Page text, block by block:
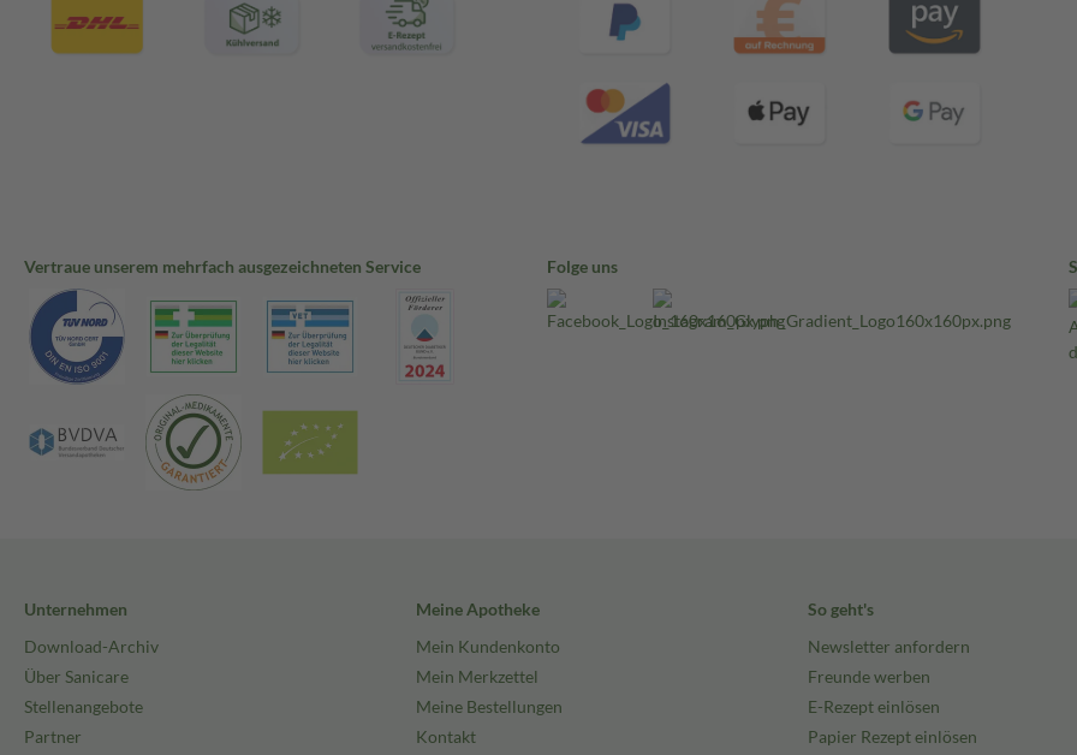
Vertraue unserem mehrfach ausgezeichneten Service Folge uns
Unternehmen
Download-Archiv
Über Sanicare
Stellenangebote
Partner
Meine Apotheke
Mein Kundenkonto
Mein Merkzettel
Meine Bestellungen
Kontakt
So geht's
Newsletter anfordern
Freunde werben
E-Rezept einlösen
Papier Rezept einlösen